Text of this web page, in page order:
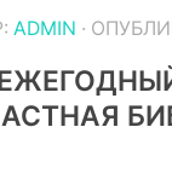
ADMIN ·